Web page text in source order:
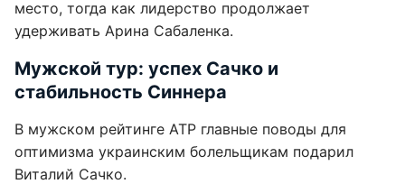
место, тогда как лидерство продолжает
удерживать Арина Сабаленка.
Мужской тур: успех Сачко и
стабильность Синнера
В мужском рейтинге ATP главные поводы для
оптимизма украинским болельщикам подарил
Виталий Сачко.